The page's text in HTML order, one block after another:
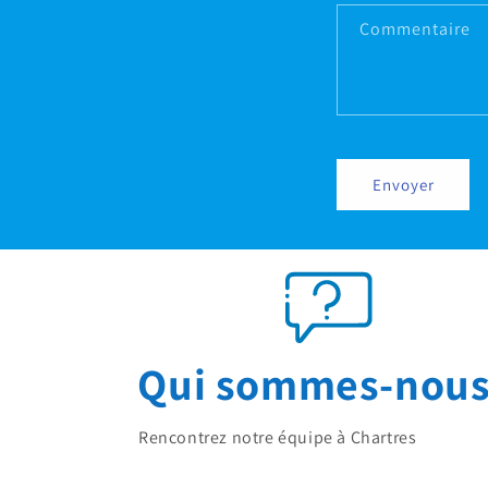
Commentaire
Envoyer
Qui sommes-
Rencontrez notre équipe à Chartres